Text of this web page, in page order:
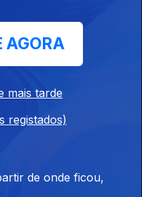
a Malta.
das mulheres.
AGORA
mais tarde
registados)
de onde ficou,